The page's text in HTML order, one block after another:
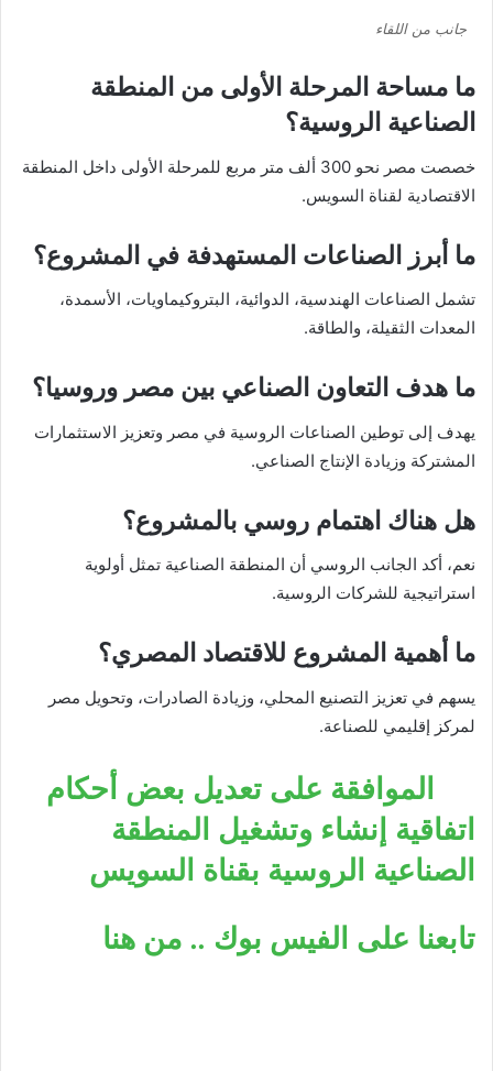
جانب من اللقاء
ما مساحة المرحلة الأولى من المنطقة
الصناعية الروسية؟
خصصت مصر نحو 300 ألف متر مربع للمرحلة الأولى داخل المنطقة
الاقتصادية لقناة السويس.
ما أبرز الصناعات المستهدفة في المشروع؟
تشمل الصناعات الهندسية، الدوائية، البتروكيماويات، الأسمدة،
المعدات الثقيلة، والطاقة.
ما هدف التعاون الصناعي بين مصر وروسيا؟
يهدف إلى توطين الصناعات الروسية في مصر وتعزيز الاستثمارات
المشتركة وزيادة الإنتاج الصناعي.
هل هناك اهتمام روسي بالمشروع؟
نعم، أكد الجانب الروسي أن المنطقة الصناعية تمثل أولوية
استراتيجية للشركات الروسية.
ما أهمية المشروع للاقتصاد المصري؟
يسهم في تعزيز التصنيع المحلي، وزيادة الصادرات، وتحويل مصر
لمركز إقليمي للصناعة.
الموافقة على تعديل بعض أحكام
اتفاقية إنشاء وتشغيل المنطقة
الصناعية الروسية بقناة السويس
تابعنا على الفيس بوك .. من هنا